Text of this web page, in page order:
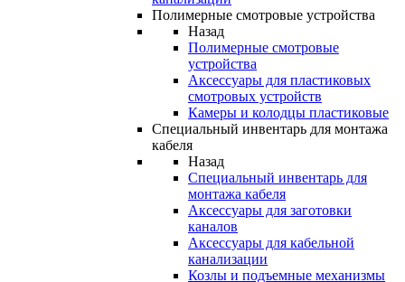
Полимерные смотровые устройства
Назад
Полимерные смотровые
устройства
Аксессуары для пластиковых
смотровых устройств
Камеры и колодцы пластиковые
Специальный инвентарь для монтажа
кабеля
Назад
Специальный инвентарь для
монтажа кабеля
Аксессуары для заготовки
каналов
Аксессуары для кабельной
канализации
Козлы и подъемные механизмы